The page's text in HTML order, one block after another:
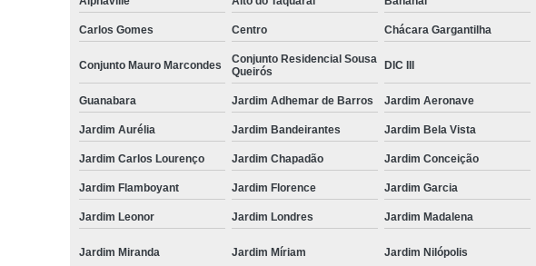
Carlos Gomes Centro Chácara Gargantilha
Conjunto Mauro Marcondes
Conjunto Residencial Sousa
Queirós
DIC III
Guanabara Jardim Adhemar de Barros Jardim Aeronave
Jardim Aurélia Jardim Bandeirantes Jardim Bela Vista
Jardim Carlos Lourenço Jardim Chapadão Jardim Conceição
Jardim Flamboyant Jardim Florence Jardim Garcia
Jardim Leonor Jardim Londres Jardim Madalena
Jardim Miranda Jardim Míriam Jardim Nilópolis